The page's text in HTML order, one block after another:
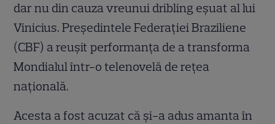
dar nu din cauza vreunui dribling eșuat al lui
Vinicius. Președintele Federației Braziliene
(CBF) a reușit performanța de a transforma
Mondialul într-o telenovelă de rețea
națională.
Acesta a fost acuzat că și-a adus amanta în